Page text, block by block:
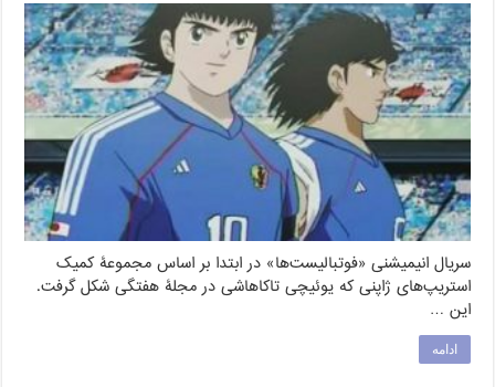
سریال انیمیشنی «فوتبالیست‌ها» در ابتدا بر اساس مجموعۀ کمیک
استریپ‌های ژاپنی که یوئیچی تاکاهاشی در مجلۀ هفتگی شکل گرفت.
این …
ادامه